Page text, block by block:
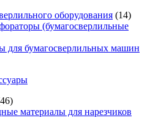
оборудования (14)
(бумагосверлильные
для бумагосверлильных машин
материалы для нарезчиков